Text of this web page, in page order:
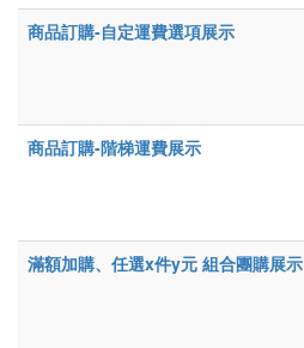
商品訂購-自定運費選項展示
商品訂購-階梯運費展示
滿額加購、任選x件y元 組合團購展示